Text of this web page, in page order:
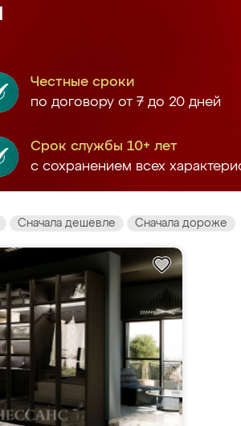
Честные сроки
по договору от 7 до 20 дней
Срок службы 10+ лет
с сохранением всех
Сначала дешевле Сначала дороже